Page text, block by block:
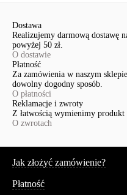
Dostawa
Realizujemy darmową dostawę
powyżej 50 zł.
O dostawie
Płatność
Za zamówienia w naszym
dowolny dogodny sposób.
O płatności
Reklamacje i zwroty
Z łatwością wymienimy
O zwrotach
Jak złożyć zamówienie?
Płatność